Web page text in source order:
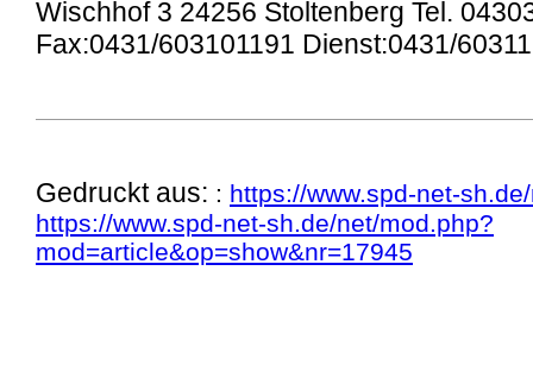
Wischhof 3 24256 Stoltenberg Tel.
Fax:0431/603101191 Dienst:0431/
Gedruckt aus: : https://www.spd-net-
https://www.spd-net-sh.de/net/mod.php?
mod=article&op=show&nr=17945